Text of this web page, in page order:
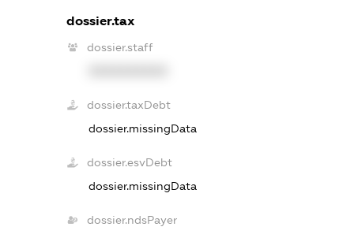
dossier.tax
dossier.staff
dossier.taxDebt
dossier.missingData
dossier.esvDebt
dossier.missingData
dossier.ndsPayer